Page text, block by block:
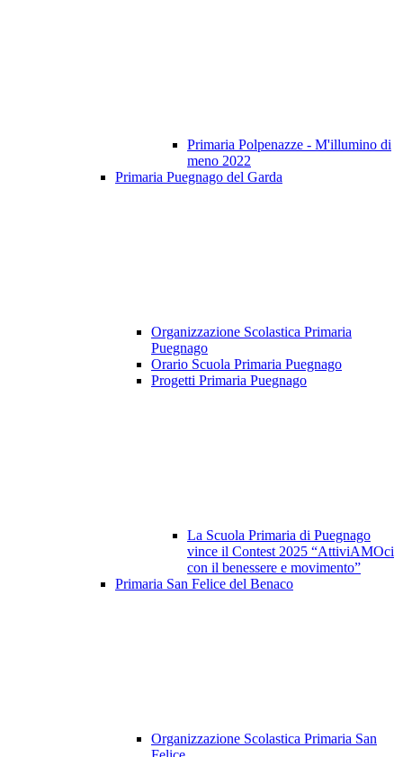
Primaria Polpenazze - M'illumino di
meno 2022
Primaria Puegnago del Garda
Organizzazione Scolastica Primaria
Puegnago
Orario Scuola Primaria Puegnago
Progetti Primaria Puegnago
La Scuola Primaria di Puegnago
vince il Contest 2025 “AttiviAMOci
con il benessere e movimento”
Primaria San Felice del Benaco
Organizzazione Scolastica Primaria San